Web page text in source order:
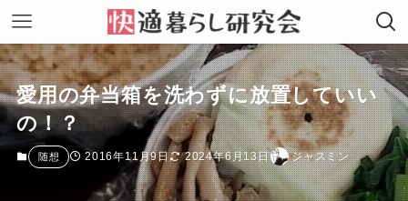
愛用の弁当箱を洗わずに放置していい
の！？
随想 2016年11月9日 2024年6月13日 ジャスミン